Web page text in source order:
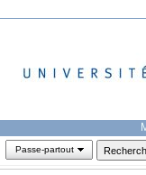
Passe-partout